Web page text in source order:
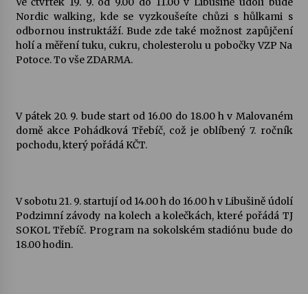
Nordic walking, kde se vyzkoušeíte chůzi s hůlkami s
odbornou instruktáží. Bude zde také možnost zapůjčení
holí a měření tuku, cukru, cholesterolu u pobočky VZP Na
Potoce. To vše ZDARMA.
V pátek 20. 9. bude start od 16.00 do 18.00 h v Malovaném
domě akce Pohádková Třebíč, což je oblíbený 7. ročník
pochodu, který pořádá KČT.
V sobotu 21. 9. startují od 14.00 h do 16.00 h v Libušině údolí
Podzimní závody na kolech a kolečkách, které pořádá TJ
SOKOL Třebíč. Program na sokolském stadiónu bude do
18.00 hodin.